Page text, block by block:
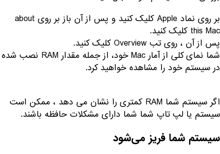
بر روی نماد Apple کلیک کنید و پس از آن باز بر روی about
this Mac کلیک کنید.
پس از آن ، روی تب Overview کلیک کنید.
شما نمای کلی از آمار Mac خود، از جمله مقدار RAM نصب شده
در سیستم خود را مشاهده خواهید کرد.
اگر سیستم شما RAM کمتری را نشان می دهد ، ممکن است
سیستم یا لپ تاپ شما شما دارای مشکلات حافظه باشند.
سیستم شما فریز می‌شود